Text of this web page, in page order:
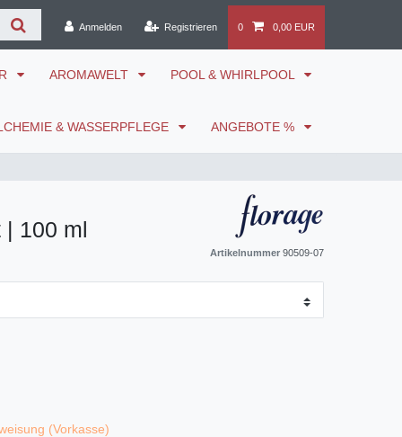
Anmelden Registrieren 0 0,00 EUR
AROMAWELT POOL & WHIRLPOOL
& WASSERPFLEGE ANGEBOTE %
100 ml
Artikelnummer 90509-07
(Vorkasse)